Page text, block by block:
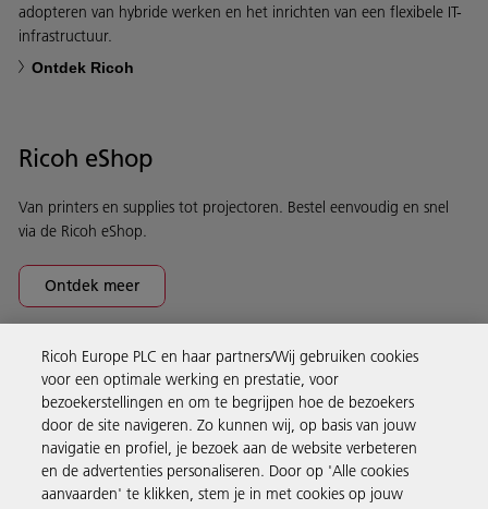
adopteren van hybride werken en het inrichten van een flexibele IT-
infrastructuur.
Ontdek Ricoh
Ricoh eShop
Van printers en supplies tot projectoren. Bestel eenvoudig en snel
via de Ricoh eShop.
Ontdek meer
Business Solutions
Producten en services
Ricoh Europe PLC en haar partners/Wij gebruiken cookies
voor een optimale werking en prestatie, voor
bezoekerstellingen en om te begrijpen hoe de bezoekers
door de site navigeren. Zo kunnen wij, op basis van jouw
navigatie en profiel, je bezoek aan de website verbeteren
en de advertenties personaliseren. Door op 'Alle cookies
aanvaarden' te klikken, stem je in met cookies op jouw